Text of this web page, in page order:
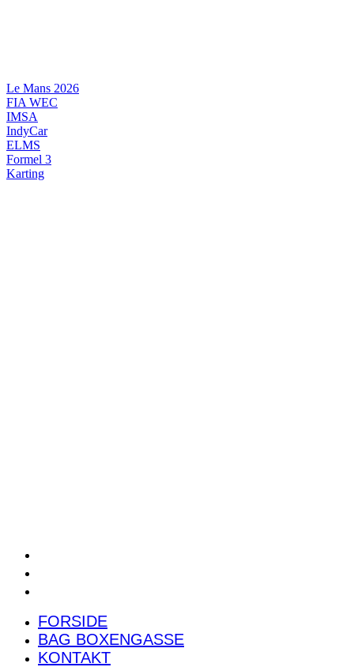
Le Mans 2026
FIA WEC
IMSA
IndyCar
ELMS
Formel 3
Karting
FORSIDE
BAG BOXENGASSE
KONTAKT